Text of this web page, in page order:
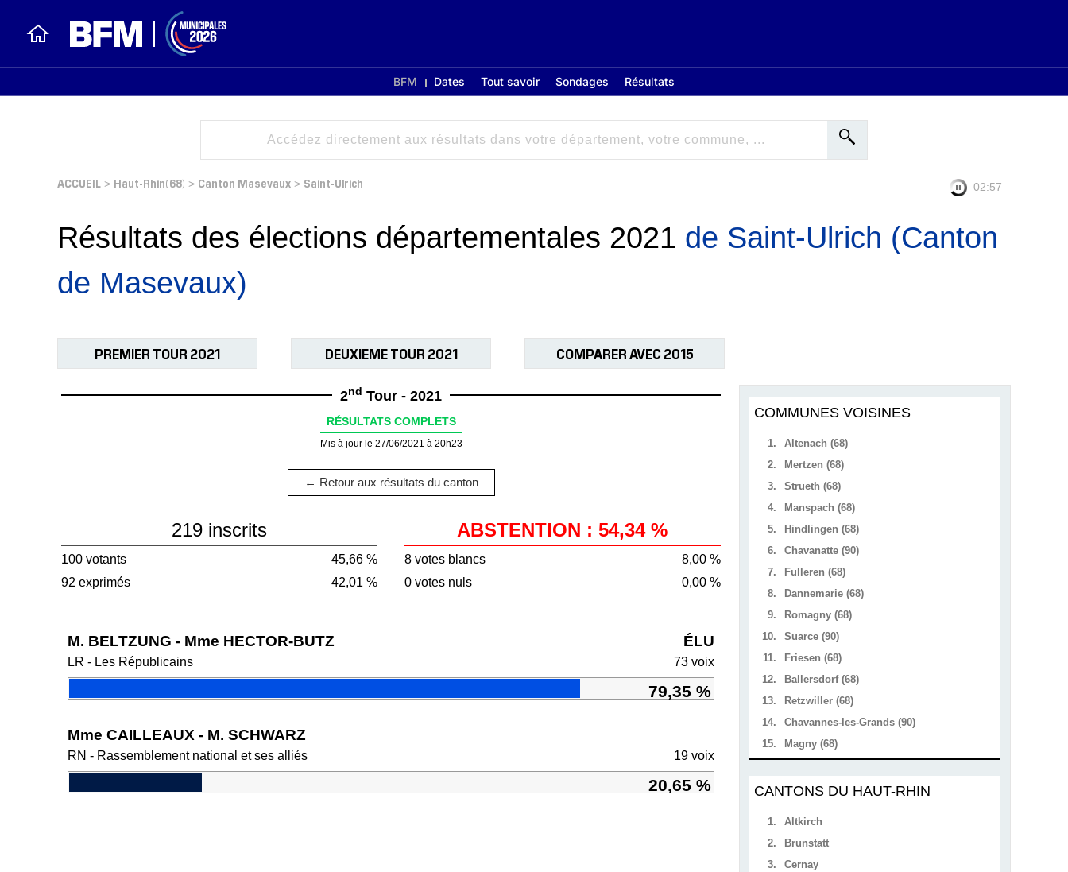
BFM Dates Tout savoir Sondages Résultats
ACCUEIL > Haut-Rhin(68) > Canton Masevaux > Saint-Ulrich 02:56
Résultats des élections départementales 2021 de Saint-Ulrich (Canton
de Masevaux)
PREMIER TOUR 2021 DEUXIEME TOUR 2021 COMPARER AVEC 2015
2nd Tour - 2021
RÉSULTATS COMPLETS
Mis à jour le 27/06/2021 à 20h23
← Retour aux résultats du canton
219 inscrits
100 votants
45,66 %
92 exprimés
42,01 %
ABSTENTION : 54,34 %
8 votes blancs
8,00 %
0 votes nuls
0,00 %
M. BELTZUNG - Mme HECTOR-BUTZ ÉLU
LR - Les Républicains 73 voix
79,35 %
Mme CAILLEAUX - M. SCHWARZ
RN - Rassemblement national et ses alliés 19 voix
20,65 %
COMMUNES VOISINES
1.
Altenach (68)
2.
Mertzen (68)
3.
Strueth (68)
4.
Manspach (68)
5.
Hindlingen (68)
6.
Chavanatte (90)
7.
Fulleren (68)
8.
Dannemarie (68)
9.
Romagny (68)
10.
Suarce (90)
11.
Friesen (68)
12.
Ballersdorf (68)
13.
Retzwiller (68)
14.
Chavannes-les-Grands (90)
15.
Magny (68)
CANTONS DU HAUT-RHIN
1.
Altkirch
2.
Brunstatt
3.
Cernay